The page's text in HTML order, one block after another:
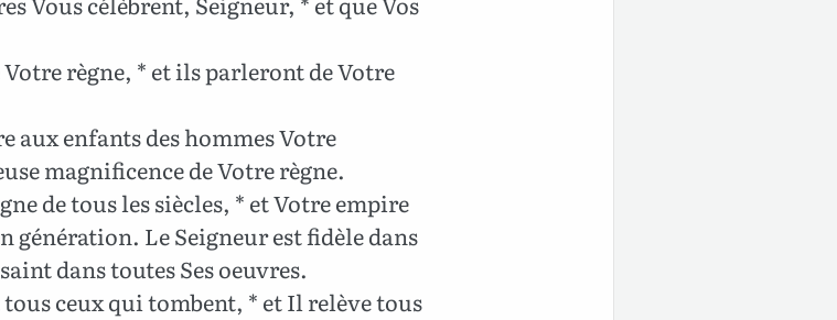
règne, * et ils parleront de Votre
aux enfants des hommes Votre
magnificence de Votre règne.
de tous les siècles, * et Votre empire
génération. Le Seigneur est fidèle dans
dans toutes Ses oeuvres.
ceux qui tombent, * et Il relève tous